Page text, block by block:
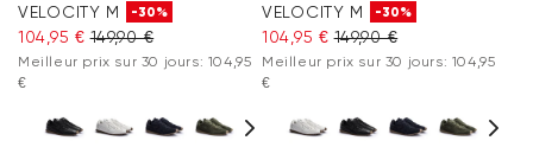
VELOCITY M -30%
104,95 € 149,90 €
Meilleur prix sur 30 jours: 104,95
€
VELOCITY M -30%
104,95 € 149,90 €
Meilleur prix sur 30 jours: 104,95
€